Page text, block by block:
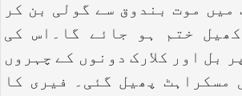
میں موت بندوق سے گولی بن کر
ختم ہو جائے گا۔اس کی
بل اور کلارک دونوں کے چہروں
مسکراہٹ پھیل گئی۔ فیری کا